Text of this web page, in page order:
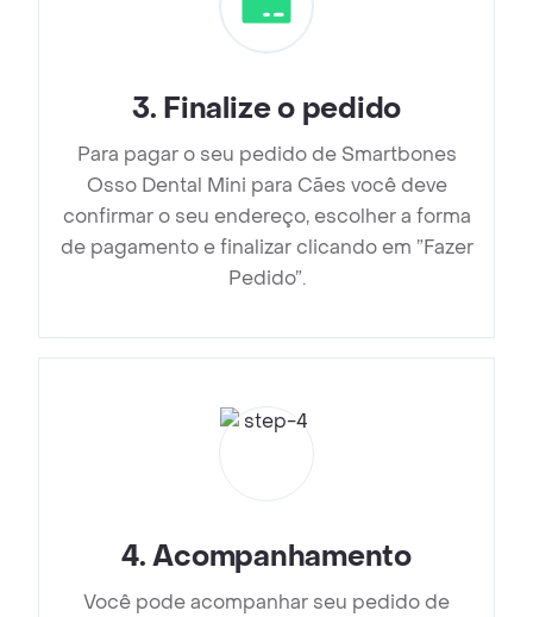
3. Finalize o pedido
Para pagar o seu pedido de Smartbones
Osso Dental Mini para Cães você deve
confirmar o seu endereço, escolher a forma
de pagamento e finalizar clicando em ”Fazer
Pedido”.
4.Acompanhamento
Você pode acompanhar seu pedido de